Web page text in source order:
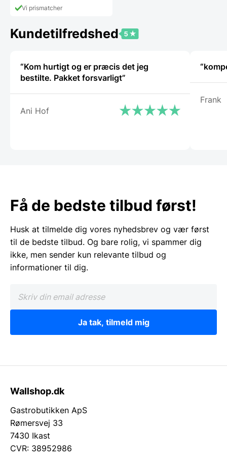
189,00 DKK.
prisVi prismatcher
Kundetilfredshed
“Kom hurtigt og er præcis det jeg
bestilte. Pakket forsvarligt”
Ani Hof
Frank
Få de bedste tilbud først!
Husk at tilmelde dig vores nyhedsbrev og vær først
til de bedste tilbud. Og bare rolig, vi spammer dig
ikke, men sender kun relevante tilbud og
informationer til dig.
Ja tak, tilmeld mig
Wallshop.dk
Gastrobutikken ApS
Rømersvej 33
7430 Ikast
CVR: 38952986